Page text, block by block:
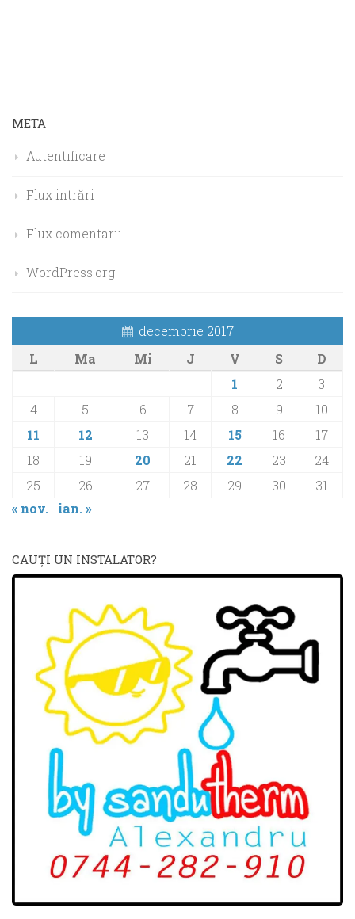
META
Autentificare
Flux intrări
Flux comentarii
WordPress.org
decembrie 2017
L
Ma Mi J V S
D
1
2
3
4
5 6 7 8 9
10
11
12 13 14 15 16
17
18
19 20 21 22 23
24
25
26 27 28 29 30
31
« nov.
ian. »
CAUŢI UN INSTALATOR?